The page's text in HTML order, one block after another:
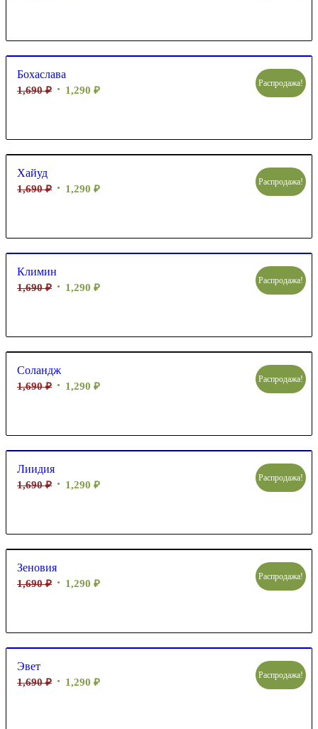
Бохаслава
1,690₽ 1,290 ₽
Распродажа!
Хайуд
1,690₽ 1,290 ₽
Распродажа!
Климин
1,690₽ 1,290 ₽
Распродажа!
Соландж
1,690₽ 1,290 ₽
Распродажа!
Лиидия
1,690₽ 1,290 ₽
Распродажа!
Зеновия
1,690₽ 1,290 ₽
Распродажа!
Эвет
1,690₽ 1,290 ₽
Распродажа!